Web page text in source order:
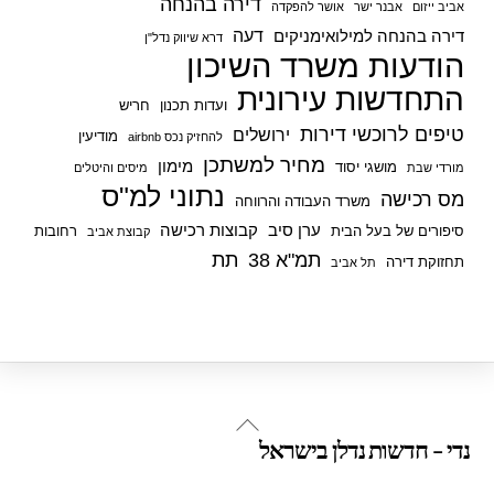
אביב ייזום אבנר ישר אושר להפקדה דירה בהנחה
דירה בהנחה למילואימניקים דעה דרא שיווק נדל"ן
הודעות משרד השיכון
התחדשות עירונית ועדות תכנון חריש
טיפים לרוכשי דירות ירושלים להחזיק נכס airbnb מודיעין
מורדי שבת מושגי יסוד מחיר למשתכן מימון מיסים והיטלים
מס רכישה משרד העבודה והרווחה נתוני למ"ס
סיפורים של בעל הבית ערן סיב קבוצות רכישה קבוצת אביב
רחובות
תחזוקת דירה
תל אביב תמ"א 38 תת
Back
נדי - חדשות נדלן בישראל